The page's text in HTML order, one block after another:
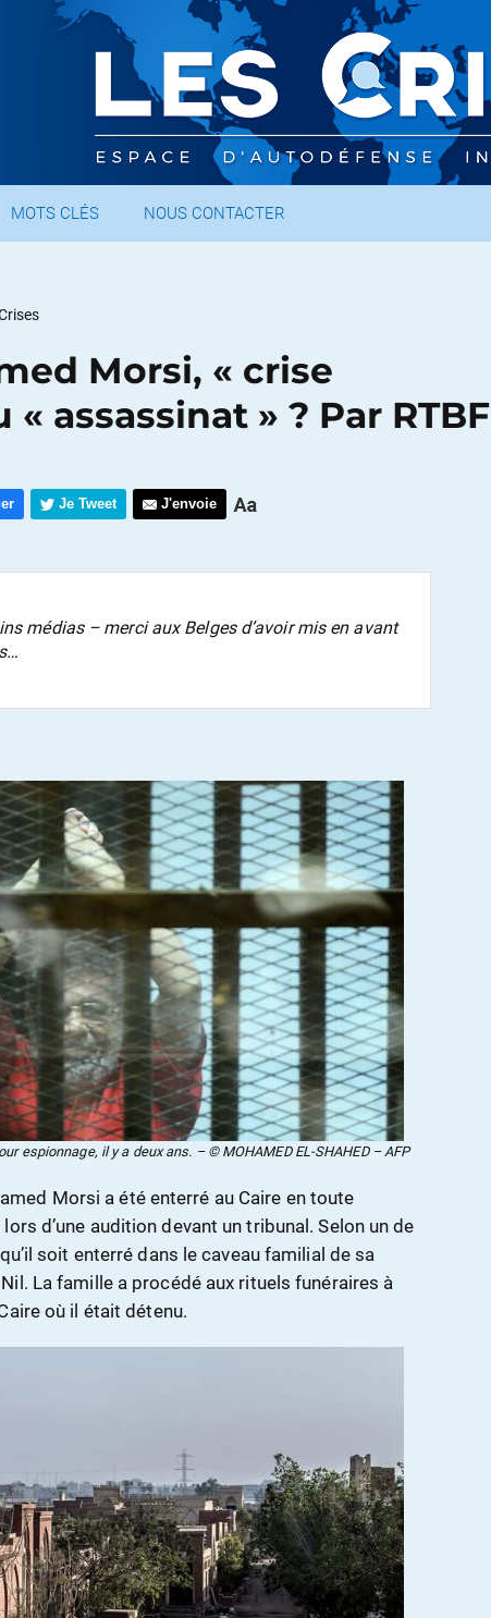
MOTS CLÉS NOUS CONTACTER
Morsi, « crise
assassinat » ? Par RTBF
Je Tweet J'envoie
médias – merci aux Belges d’avoir mis en avant
espionnage, il y a deux ans. – © MOHAMED EL-SHAHED – AFP
Morsi a été enterré au Caire en toute
d’une audition devant un tribunal. Selon un de
soit enterré dans le caveau familial de sa
La famille a procédé aux rituels funéraires à
où il était détenu.